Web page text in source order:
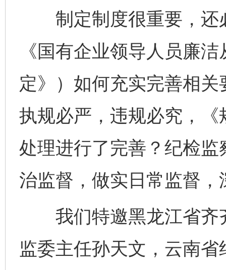
制定制度很重要，还
《国有企业领导人员廉
定》）如何充实完善相
执规必严，违规必究，
处理进行了完善？纪检
治监督，做实日常监督，
我们特邀黑龙江省齐
监委主任孙天文，云南